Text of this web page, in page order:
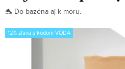
🐬 Do bazéna aj k moru.
12% zľava s kódom VODA